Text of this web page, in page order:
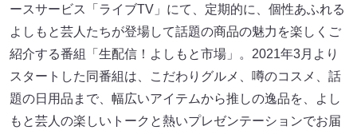
ースサービス「ライブTV」にて、定期的に、個性あふれる
よしもと芸人たちが登場して話題の商品の魅力を楽しくご
紹介する番組「生配信！よしもと市場」。2021年3月より
スタートした同番組は、こだわりグルメ、噂のコスメ、話
題の日用品まで、幅広いアイテムから推しの逸品を、よし
もと芸人の楽しいトークと熱いプレゼンテーションでお届